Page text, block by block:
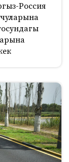
Россия